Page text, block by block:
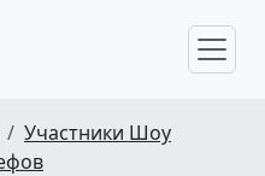
Участники Шоу